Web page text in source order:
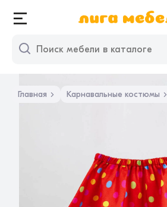
Главная Карнавальные костюмы